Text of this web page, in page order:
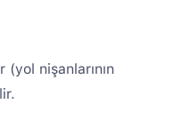
nişanlarının